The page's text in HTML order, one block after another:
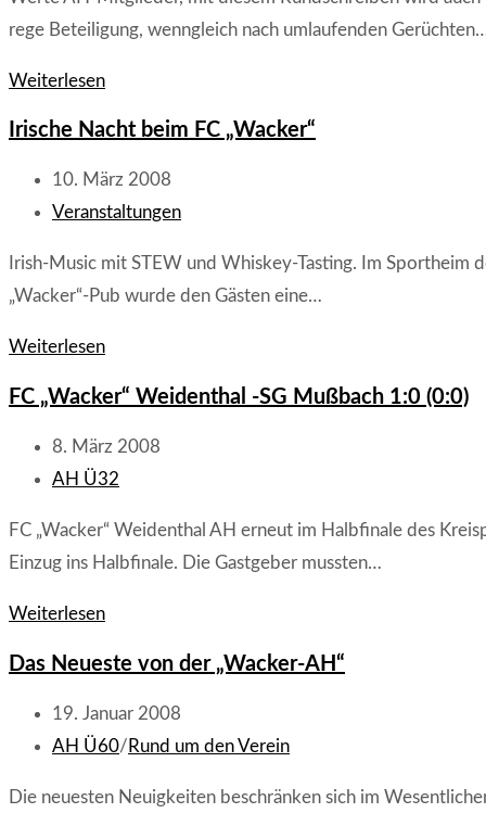
rege Beteiligung, wenngleich nach umlaufenden
WeiterlesenRundschreiben
Wacker
-
AH“
März
2008
Irische Nacht beim FC „Wacker“
Beitrag
veröffentlicht:
10. März 2008
Beitrags-
Veranstaltungen
Irish-Music mit STEW und Whiskey-Tasting. Im Sportheim
„Wacker“-Pub wurde den Gästen eine…
WeiterlesenIrische
beim
FC
„Wacker“
FC „Wacker“ Weidenthal -SG Mußbach 1:0 (0:0)
Beitrag
veröffentlicht:
8. März 2008
Beitrags-
AH Ü32
FC „Wacker“ Weidenthal AH erneut im Halbfinale des
Einzug ins Halbfinale. Die Gastgeber mussten…
WeiterlesenFC
Weidenthal
-
SG
1:0
Das Neueste von der „Wacker-AH“
Beitrag
veröffentlicht:
19. Januar 2008
Beitrags-
AH Ü60/ Rund um den Verein
Die neuesten Neuigkeiten beschränken sich im